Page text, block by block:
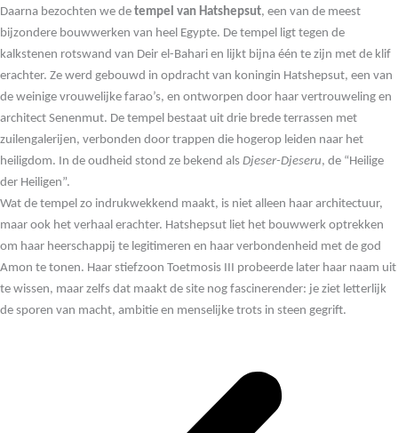
Daarna bezochten we de tempel van Hatshepsut, een van de meest
bijzondere bouwwerken van heel Egypte. De tempel ligt tegen de
kalkstenen rotswand van Deir el-Bahari en lijkt bijna één te zijn met de klif
erachter. Ze werd gebouwd in opdracht van koningin Hatshepsut, een van
de weinige vrouwelijke farao’s, en ontworpen door haar vertrouweling en
architect Senenmut. De tempel bestaat uit drie brede terrassen met
zuilengalerijen, verbonden door trappen die hogerop leiden naar het
heiligdom. In de oudheid stond ze bekend als Djeser-Djeseru, de “Heilige
der Heiligen”.
Wat de tempel zo indrukwekkend maakt, is niet alleen haar architectuur,
maar ook het verhaal erachter. Hatshepsut liet het bouwwerk optrekken
om haar heerschappij te legitimeren en haar verbondenheid met de god
Amon te tonen. Haar stiefzoon Toetmosis III probeerde later haar naam uit
te wissen, maar zelfs dat maakt de site nog fascinerender: je ziet letterlijk
de sporen van macht, ambitie en menselijke trots in steen gegrift.